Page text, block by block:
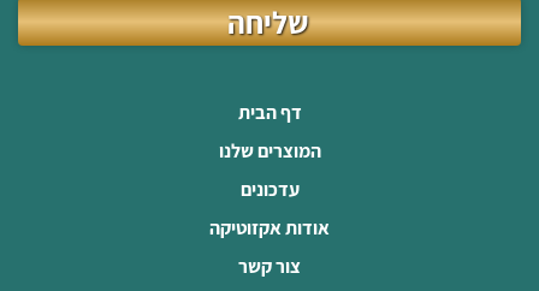
שליחה
דף הבית
המוצרים שלנו
עדכונים
אודות אקזוטיקה
צור קשר